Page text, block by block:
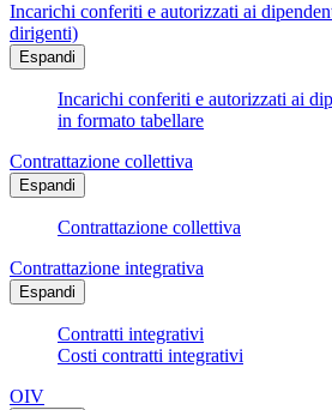
Incarichi conferiti e autorizzati ai
dirigenti)
Espandi
Incarichi conferiti e autorizzati ai
in formato tabellare
Contrattazione collettiva
Espandi
Contrattazione collettiva
Contrattazione integrativa
Espandi
Contratti integrativi
Costi contratti integrativi
OIV